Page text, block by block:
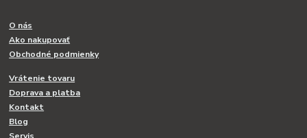
O nás
Ako nakupovať
Obchodné podmienky
Vrátenie tovaru
Doprava a platba
Kontakt
Blog